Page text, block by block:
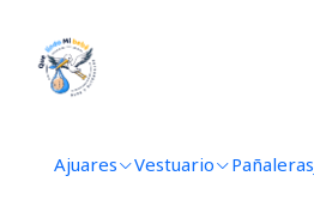
Ajuares Vestuario Pañaleras